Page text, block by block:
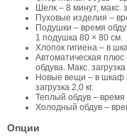
Шелк – 8 минут, макс.
Пуховые изделия –
Подушки – время
1 подушка 80 × 80 см.
Хлопок гигиена – в
Автоматическая
обдува. Макс. загрузка
Новые вещи – в шкаф
загрузка 2,0 кг.
Теплый обдув – время
Холодный обдув –
Опции